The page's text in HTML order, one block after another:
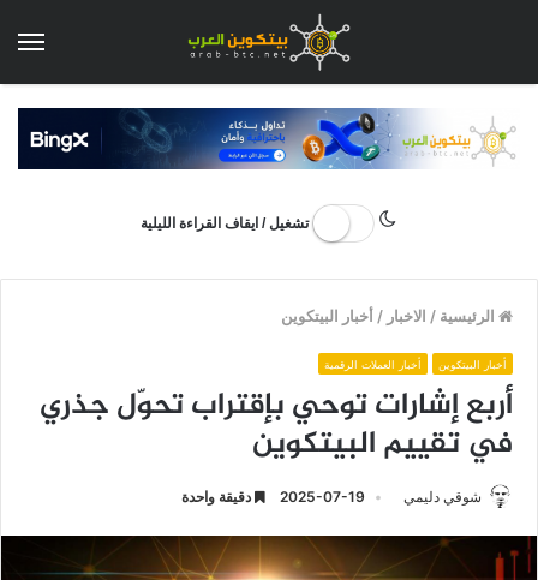
تشغيل / ايقاف القراءة الليلية
الرئيسية / الاخبار /أخبار البيتكوين
أخبار البيتكوين أخبار العملات الرقمية
أربع إشارات توحي بإقتراب تحوّل جذري
في تقييم البيتكوين
شوقي دليمي 2025-07-19 دقيقة واحدة